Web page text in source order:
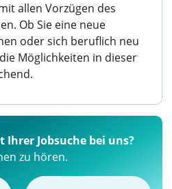
allen Vorzügen des
Ob Sie eine neue
oder sich beruflich neu
Möglichkeiten in dieser
Ihrer Jobsuche bei uns?
zu hören.